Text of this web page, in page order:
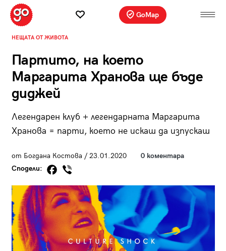
GoMap
НЕЩАТА ОТ ЖИВОТА
Партито, на което
Маргарита Хранова ще бъде
диджей
Легендарен клуб + легендарната Маргарита
Хранова = парти, което не искаш да изпускаш
от Богдана Костова / 23.01.2020
0 коментара
Сподели: